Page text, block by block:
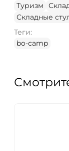
Туризм
Складные
Теги:
bo-camp